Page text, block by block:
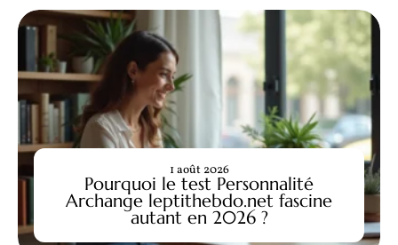
Pourquoi le test Personnalité
Archange leptithebdo.net fascine
autant en 2026 ?
1 août 2026